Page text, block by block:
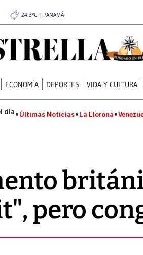
24.3°C | PANAMÁ
ECONOMÍA DEPORTES VIDA Y CULTURA
Últimas Noticias La Llorona
pero